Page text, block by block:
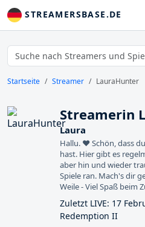
STREAMERSBASE.DE
Startseite Streamer LauraHunter
Streamerin
Laura
Hallu. ♥ Schön, dass
hast. Hier gibt es
aber hin und wieder
Spiele ran. Mach's dir
Weile - Viel Spaß beim
Zuletzt LIVE: 17
Redemption II